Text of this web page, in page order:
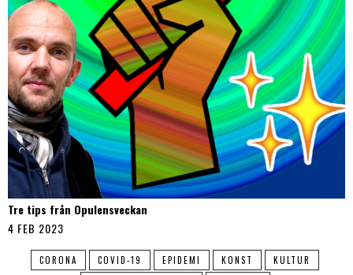
Tre tips från Opulensveckan
4 FEB 2023
CORONA COVID-19 EPIDEMI KONST
KULTUR